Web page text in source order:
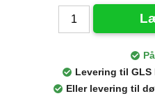
Levering til GLS
Eller levering til